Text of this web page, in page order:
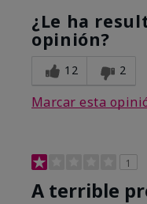
¿Le ha
opinión?
12 2
Marcar esta
1
A terrible